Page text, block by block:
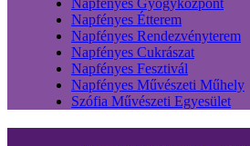
Napfényes Gyógyközpont
Napfényes Étterem
Napfényes Rendezvényterem
Napfényes Cukrászat
Napfényes Fesztivál
Napfényes Művészeti Műhely
Szófia Művészeti Egyesület